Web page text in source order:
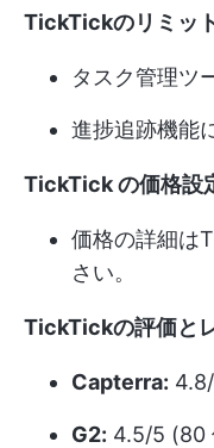
TickTickのリミッ
タスク管理ツ
進捗追跡機能
TickTick の価格設
価格の詳細は
さい。
TickTickの評価と
Capterra:
G2: 4.5/5 (80